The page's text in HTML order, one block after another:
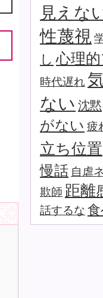
見えな
性蔑視
し 心理
時代遅れ
ない 沈黙
がない 疲
立ち位置
慢話 自虐
欺師 距離
話するな